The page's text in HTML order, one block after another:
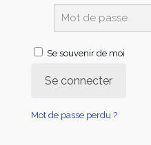
Se souvenir de moi
Se connecter
Mot de passe perdu ?